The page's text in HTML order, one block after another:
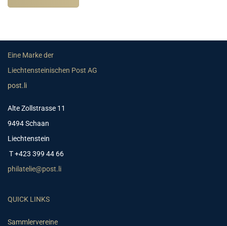
Eine Marke der
Liechtensteinischen Post AG
post.li
Alte Zollstrasse 11
9494 Schaan
Liechtenstein
T +423 399 44 66
philatelie@post.li
QUICK LINKS
Sammlervereine